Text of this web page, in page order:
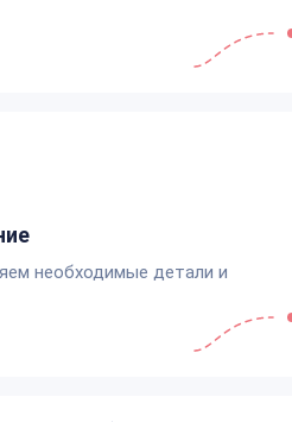
необходимые детали и